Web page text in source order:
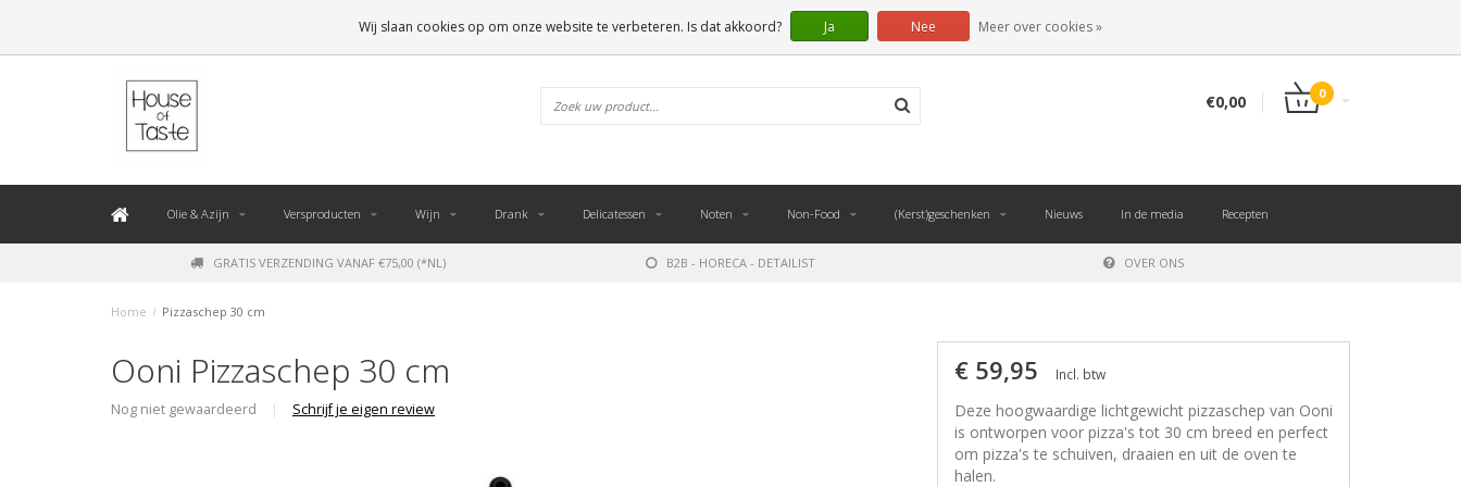
NL
€0,00 0
Olie & Azijn Versproducten Wijn Drank Delicatessen Noten Non-Food (Kerst)geschenken Nieuws In de media Recepten
GRATIS VERZENDING VANAF €75,00 (*NL) B2B - HORECA - DETAILIST OVER ONS
Home / Pizzaschep 30 cm
Ooni Pizzaschep 30 cm
Nog niet gewaardeerd | Schrijf je eigen review
€ 59,95 Incl. btw
Deze hoogwaardige lichtgewicht pizzaschep van Ooni
is ontworpen voor pizza's tot 30 cm breed en perfect
om pizza's te schuiven, draaien en uit de oven te
halen.
Wij slaan cookies op om onze website te verbeteren. Is dat akkoord? Ja Nee Meer over cookies »